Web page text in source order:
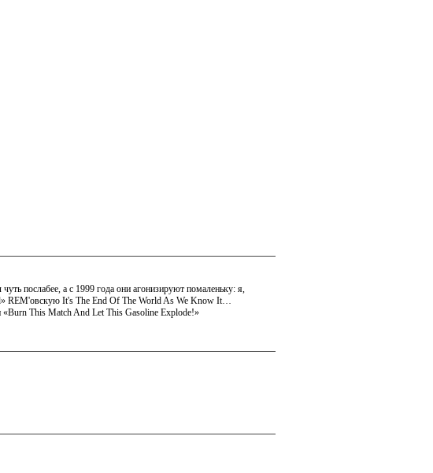
послабее, а c 1999 года они агонизируют помаленьку: я,
REM'овскую It's The End Of The World As We Know It…
This Match And Let This Gasoline Explode!»